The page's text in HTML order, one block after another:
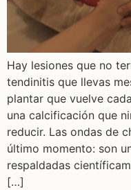
Hay lesiones que no
tendinitis que llevas
plantar que vuelve
una calcificación que
reducir. Las ondas de
último momento: son
respaldadas
[…]